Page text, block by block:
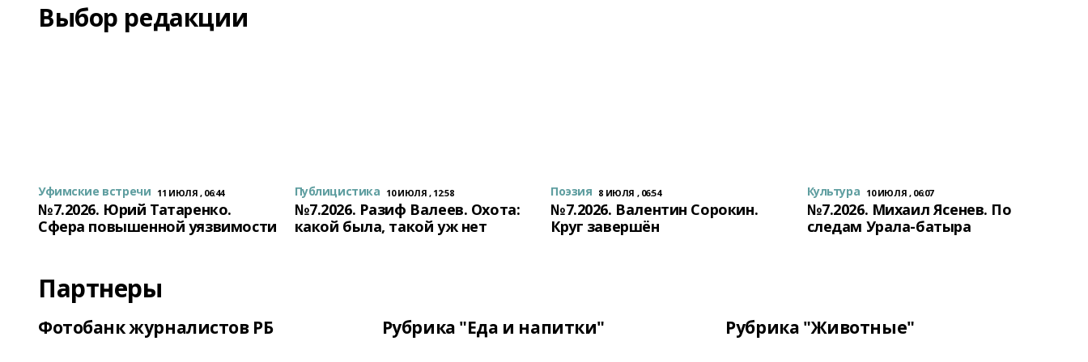
Выбор редакции
Уфимские встречи 11 ИЮЛЯ , 06:44
№7.2026. Юрий Татаренко.
Сфера повышенной уязвимости
Публицистика 10 ИЮЛЯ , 12:58
№7.2026. Разиф Валеев. Охота:
какой была, такой уж нет
Поэзия 8 ИЮЛЯ , 06:54
№7.2026. Валентин Сорокин.
Круг завершён
Культура 10 ИЮЛЯ , 06:07
№7.2026. Михаил Ясенев. По
следам Урала-батыра
Партнеры
Фотобанк журналистов РБ Рубрика "Еда и напитки" Рубрика "Животные"